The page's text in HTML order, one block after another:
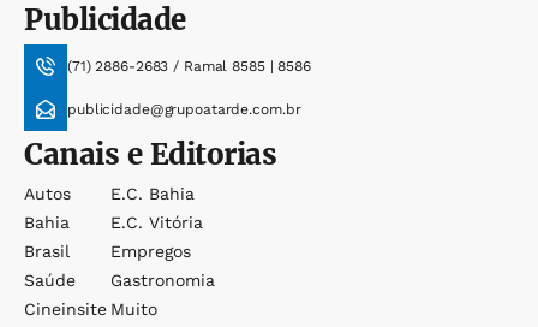
Publicidade
(71) 2886-2683 / Ramal 8585 | 8586
publicidade@grupoatarde.com.br
Canais e Editorias
Autos
Bahia
Brasil
Saúde
Cineinsite
E.c. Bahia
E.c. Vitória
Empregos
Gastronomia
Muito